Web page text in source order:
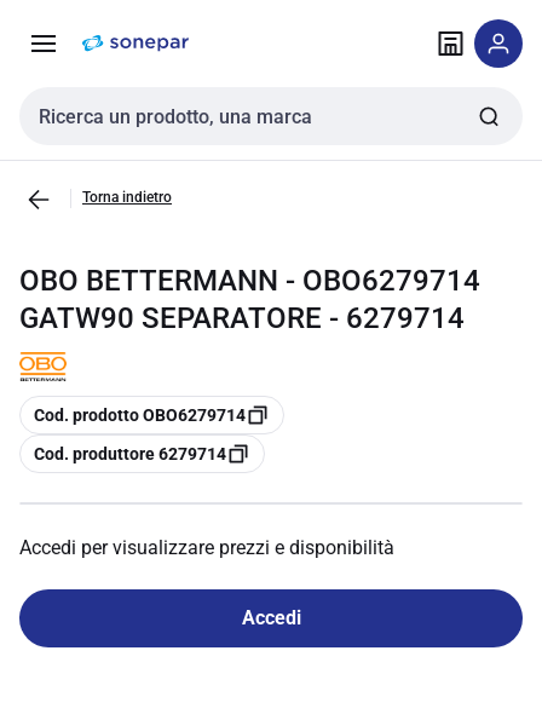
navigazione alla
Cerca input
Torna indietro
OBO BETTERMANN - OBO6279714
GATW90 SEPARATORE - 6279714
copia
Cod. prodotto OBO6279714
copia
Cod. produttore 6279714
Accedi per visualizzare prezzi e disponibilità
Accedi